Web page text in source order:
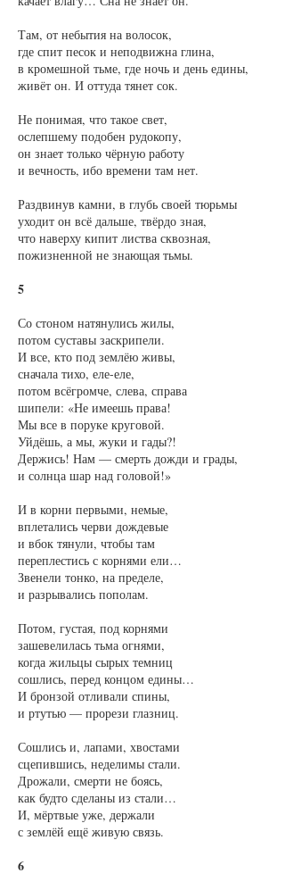
Там, от небытия на волосок,
где спит песок и неподвижна глина,
в кромешной тьме, где ночь и день едины,
живёт он. И оттуда тянет сок.
Не понимая, что такое свет,
ослепшему подобен рудокопу,
он знает только чёрную работу
и вечность, ибо времени там нет.
Раздвинув камни, в глубь своей тюрьмы
уходит он всё дальше, твёрдо зная,
что наверху кипит листва сквозная,
пожизненной не знающая тьмы.
5
Со стоном натянулись жилы,
потом суставы заскрипели.
И все, кто под землёю живы,
сначала тихо, еле-еле,
потом всёгромче, слева, справа
шипели: «Не имеешь права!
Мы все в поруке круговой.
Уйдёшь, а мы, жуки и гады?!
Держись! Нам — смерть дожди и грады,
и солнца шар над головой!»
И в корни первыми, немые,
вплетались черви дождевые
и вбок тянули, чтобы там
переплестись с корнями ели…
Звенели тонко, на пределе,
и разрывались пополам.
Потом, густая, под корнями
зашевелилась тьма огнями,
когда жильцы сырых темниц
сошлись, перед концом едины…
И бронзой отливали спины,
и ртутью — прорези глазниц.
Сошлись и, лапами, хвостами
сцепившись, неделимы стали.
Дрожали, смерти не боясь,
как будто сделаны из стали…
И, мёртвые уже, держали
с землёй ещё живую связь.
6